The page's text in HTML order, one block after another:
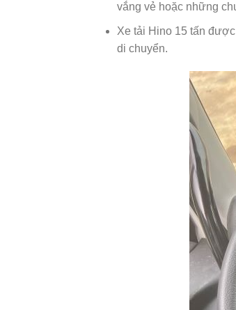
vắng vẻ hoặc những
Xe tải Hino 15 tấn
di chuyển.